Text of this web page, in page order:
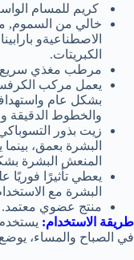
كريم للمسام
خالي من السموم,
الاصطناعيةو
الكبريتات.
مرطب مغذي سريع
يعمل مركب
بشكل عام
والخطوط الدقيقة
زيت بذور
البشرة بعمق،
المنعش البشرة
يعطي تأثيرًا فوريًا
البشرة مع
منتج عضوي معتمد.
طريقة الاستخدام:
في الصباح والمساء،